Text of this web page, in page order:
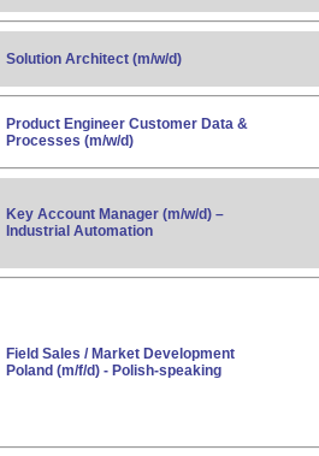
Solution Architect (m/w/d)
Product Engineer Customer Data &
Processes (m/w/d)
Key Account Manager (m/w/d) –
Industrial Automation
Field Sales / Market Development
Poland (m/f/d) - Polish-speaking